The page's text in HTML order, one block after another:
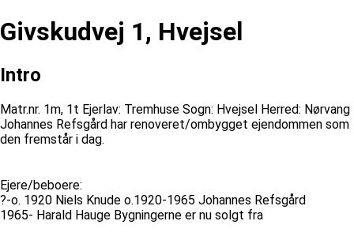
Givskudvej 1, Hvejsel
Intro
Matr.nr. 1m, 1t Ejerlav: Tremhuse Sogn: Hvejsel Herred: Nørvang
Johannes Refsgård har renoveret/ombygget ejendommen som
den fremstår i dag.
Ejere/beboere:
?-o. 1920 Niels Knude o.1920-1965 Johannes Refsgård
1965- Harald Hauge Bygningerne er nu solgt fra